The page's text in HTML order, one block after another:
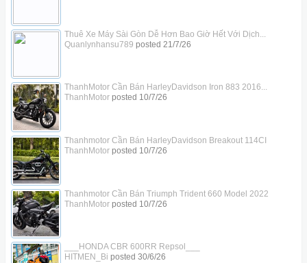
Thuê Xe Máy Sài Gòn Dễ Hơn Bao Giờ Hết Với Dịch...
Quanlynhansu789 posted 21/7/26
ThanhMotor Cần Bán HarleyDavidson Iron 883 2016...
ThanhMotorposted 10/7/26
Thanhmotor Cần Bán HarleyDavidson Breakout 114CI
ThanhMotorposted 10/7/26
Thanhmotor Cần Bán Triumph Trident 660 Model 2022
ThanhMotorposted 10/7/26
___HONDA CBR 600RR Repsol___
HITMEN_Bi posted 30/6/26